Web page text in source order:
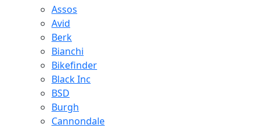
Assos
Avid
Berk
Bianchi
Bikefinder
Black Inc
BSD
Burgh
Cannondale